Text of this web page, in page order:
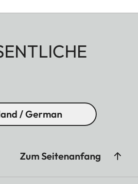
/ German
Zum Seitenanfang